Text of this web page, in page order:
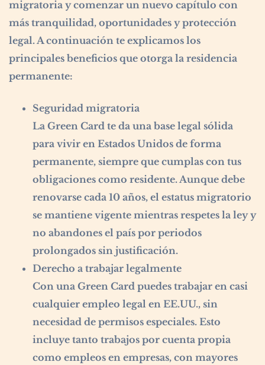
migratoria y comenzar un nuevo capítulo con
más tranquilidad, oportunidades y protección
legal. A continuación te explicamos los
principales beneficios que otorga la residencia
permanente:
Seguridad migratoria
La Green Card te da una base legal sólida
para vivir en Estados Unidos de forma
permanente, siempre que cumplas con tus
obligaciones como residente. Aunque debe
renovarse cada 10 años, el estatus migratorio
se mantiene vigente mientras respetes la ley y
no abandones el país por periodos
prolongados sin justificación.
Derecho a trabajar legalmente
Con una Green Card puedes trabajar en casi
cualquier empleo legal en EE.UU., sin
necesidad de permisos especiales. Esto
incluye tanto trabajos por cuenta propia
como empleos en empresas, con mayores